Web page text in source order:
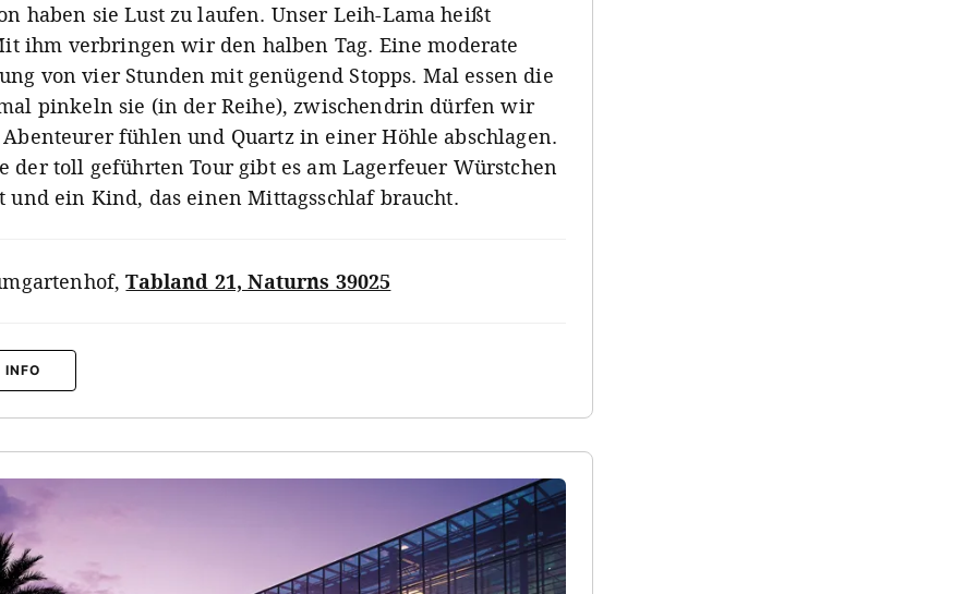
haben sie Lust zu laufen. Unser Leih-Lama heißt
ihm verbringen wir den halben Tag. Eine moderate
von vier Stunden mit genügend Stopps. Mal essen die
pinkeln sie (in der Reihe), zwischendrin dürfen wir
fühlen und Quartz in einer Höhle abschlagen.
der toll geführten Tour gibt es am Lagerfeuer Würstchen
und ein Kind, das einen Mittagsschlaf braucht.
,Tabland 21, Naturns 39025
INFO